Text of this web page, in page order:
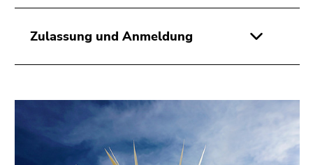
(Zugriffstaste
Zu
Zulassung und Anmeldung